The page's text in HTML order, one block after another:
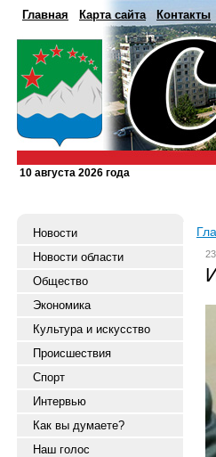
Главная Карта сайта Контакты
10 августа 2026 года
Новости
Новости области
Общество
Экономика
Культура и искусство
Происшествия
Спорт
Интервью
Как вы думаете?
Наш голос